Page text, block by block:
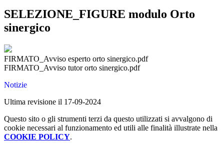
SELEZIONE_FIGURE modulo Orto
sinergico
FIRMATO_Avviso esperto orto sinergico.pdf
FIRMATO_Avviso tutor orto sinergico.pdf
Notizie
Ultima revisione il 17-09-2024
Questo sito o gli strumenti terzi da questo utilizzati si avvalgono di
cookie necessari al funzionamento ed utili alle finalità illustrate nella
COOKIE POLICY.